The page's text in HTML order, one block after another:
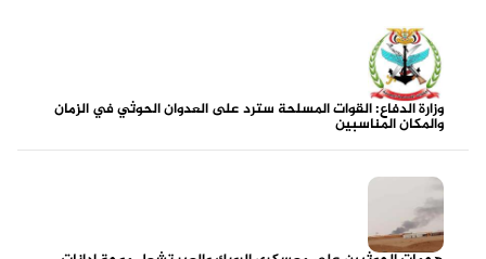
وزارة الدفاع: القوات المسلحة سترد على العدوان الحوثي في الزمان
والمكان المناسبين